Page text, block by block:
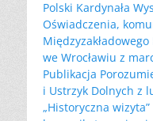
Polski Kardynała
Oświadczenia,
we Wrocławiu z
Publikacja
i Ustrzyk Dolnych z
„Historyczna